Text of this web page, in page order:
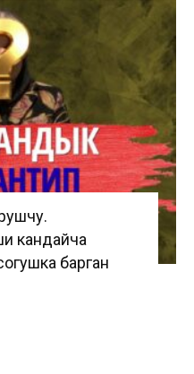
кандайча
барган